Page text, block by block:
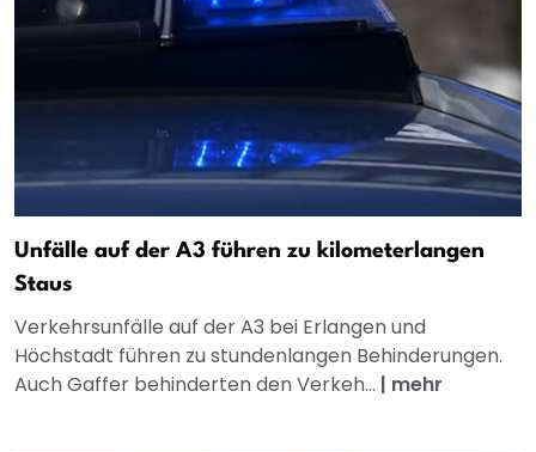
Unfälle auf der A3 führen zu kilometerlangen
Staus
Verkehrsunfälle auf der A3 bei Erlangen und
Höchstadt führen zu stundenlangen Behinderungen.
Auch Gaffer behinderten den Verkeh... | mehr